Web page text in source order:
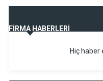
FİRMA HABERLERİ
Hiç haber